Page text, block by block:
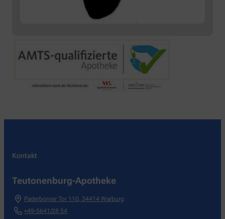
Kontakt
Teutonenburg-Apotheke
Paderborner Tor 110, 34414 Warburg
+49-5641/28 54